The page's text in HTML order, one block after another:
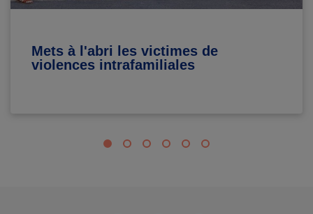
Mets à l'abri les victimes de
violences intrafamiliales